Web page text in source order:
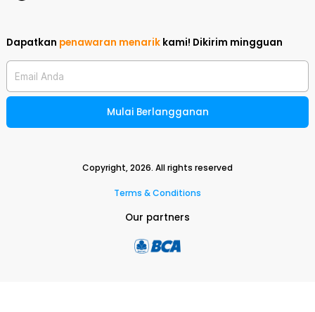
Dapatkan penawaran menarik kami! Dikirim mingguan
Email Anda
Mulai Berlangganan
Copyright,2026. All rights reserved
Terms & Conditions
Our partners